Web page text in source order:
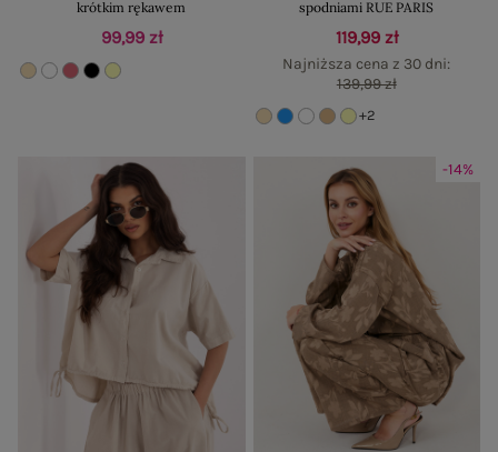
krótkim rękawem
99,99 zł
spodniami RUE PARIS
119,99 zł
Najniższa cena z 30 dni:
139,99 zł
+2
-14%